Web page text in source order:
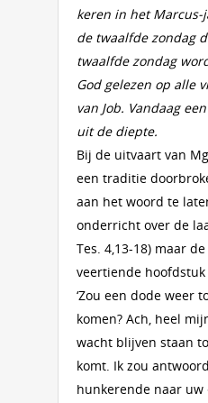
keren in het Marcus-
de twaalfde zondag
twaalfde zondag
God gelezen op alle
van Job. Vandaag
uit de diepte.
Bij de uitvaart van
een traditie
aan het woord te
onderricht over de
Tes. 4,13-18) maar
veertiende
‘Zou een dode weer
komen? Ach, heel
wacht blijven staan
komt. Ik zou
hunkerende naar uw